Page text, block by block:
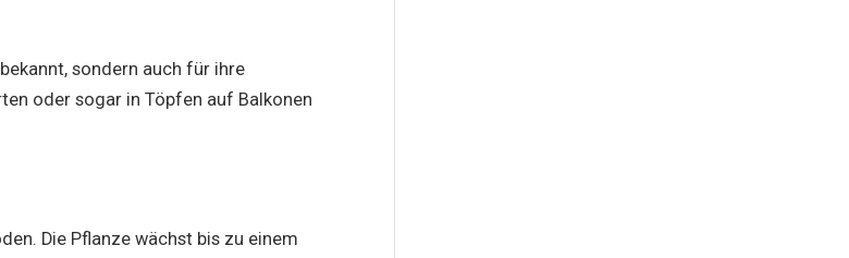
sondern auch für ihre
oder sogar in Töpfen auf Balkonen
Die Pflanze wächst bis zu einem